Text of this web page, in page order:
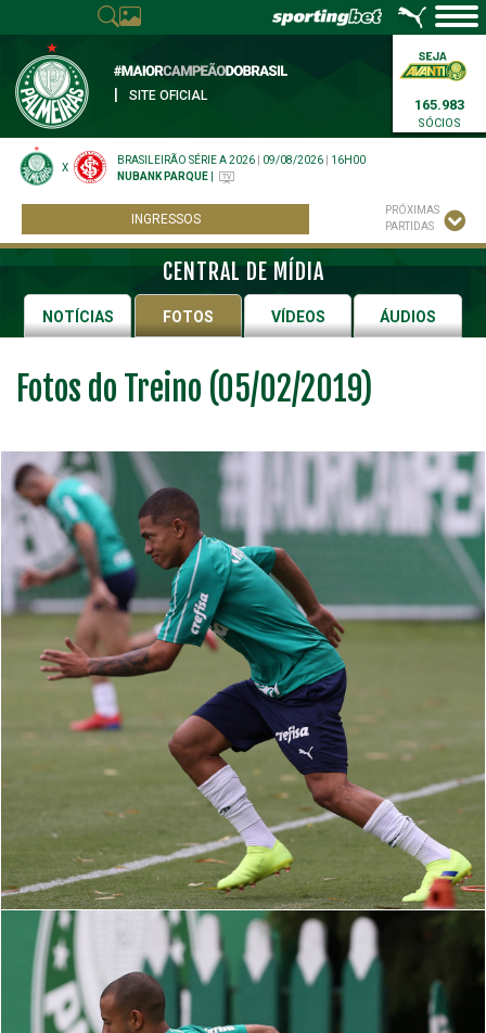
SITE OFICIAL
165.983
SÓCIOS
X
BRASILEIRÃO SÉRIE A 2026 09/08/2026
16H00
NUBANK PARQUE
INGRESSOS
PRÓXIMAS
PARTIDAS
CENTRAL DE MÍDIA
NOTÍCIAS FOTOS VÍDEOS ÁUDIOS
Fotos do Treino (05/02/2019)